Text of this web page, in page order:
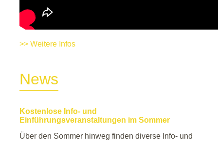
>> Weitere Infos
News
Kostenlose Info- und
Einführungsveranstaltungen im Sommer
Über den Sommer hinweg finden diverse Info- und